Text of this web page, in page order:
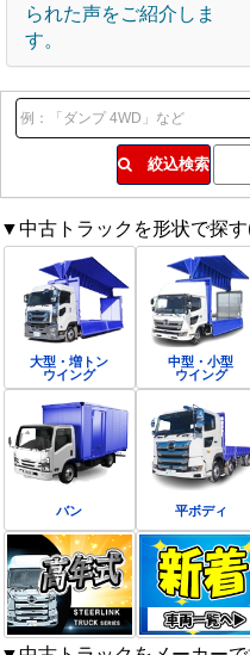
られた声をご紹介しま
す。
絞込検索
▼中古トラックを形状で探
大型・増トン
ウイング
中型・小型
ウイング
バン 平ボディ